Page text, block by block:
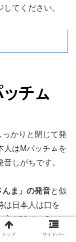
てください。
かりと閉じて発
人はMパッチㇺを
しがちです。
んま」の発音と似
は日本人は口を
方がMパッチㇺに
トップ サイドバー